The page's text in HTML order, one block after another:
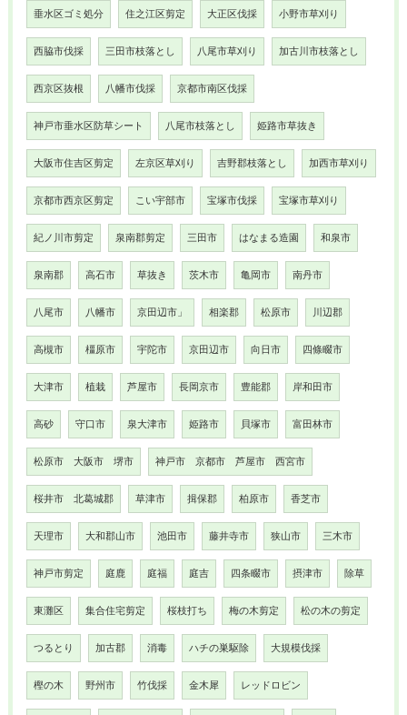
垂水区ゴミ処分 住之江区剪定 大正区伐採 小野市草刈り
西脇市伐採 三田市枝落とし 八尾市草刈り 加古川市枝落とし
西京区抜根 八幡市伐採 京都市南区伐採
神戸市垂水区防草シート 八尾市枝落とし 姫路市草抜き
大阪市住吉区剪定 左京区草刈り 吉野郡枝落とし 加西市草刈り
京都市西京区剪定 こい宇部市 宝塚市伐採 宝塚市草刈り
紀ノ川市剪定 泉南郡剪定 三田市 はなまる造園 和泉市
泉南郡 高石市 草抜き 茨木市 亀岡市 南丹市
八尾市 八幡市 京田辺市」 相楽郡 松原市 川辺郡
高槻市 橿原市 宇陀市 京田辺市 向日市 四條畷市
大津市 植栽 芦屋市 長岡京市 豊能郡 岸和田市
高砂 守口市 泉大津市 姫路市 貝塚市 富田林市
松原市 大阪市 堺市 神戸市 京都市 芦屋市 西宮市
桜井市 北葛城郡 草津市 揖保郡 柏原市 香芝市
天理市 大和郡山市 池田市 藤井寺市 狭山市 三木市
神戸市剪定 庭鹿 庭福 庭吉 四条畷市 摂津市 除草
東灘区 集合住宅剪定 桜枝打ち 梅の木剪定 松の木の剪定
つるとり 加古郡 消毒 ハチの巣駆除 大規模伐採
樫の木 野州市 竹伐採 金木犀 レッドロビン